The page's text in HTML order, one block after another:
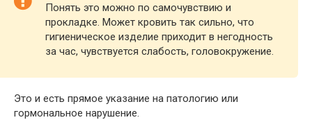
Понять это можно по самочувствию и
прокладке. Может кровить так сильно, что
гигиеническое изделие приходит в негодность
за час, чувствуется слабость, головокружение.
Это и есть прямое указание на патологию или
гормональное нарушение.